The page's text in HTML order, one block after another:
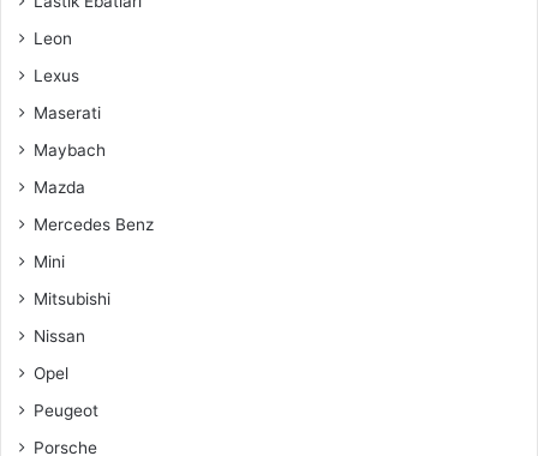
Leon
Lexus
Maserati
Maybach
Mazda
Mercedes Benz
Mini
Mitsubishi
Nissan
Opel
Peugeot
Porsche